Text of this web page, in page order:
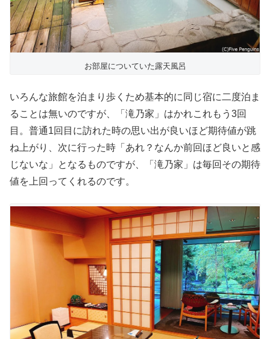
お部屋についていた露天風呂
いろんな旅館を泊まり歩くため基本的に同じ宿に二度泊ま
ることは無いのですが、「滝乃家」はかれこれもう3回
目。普通1回目に訪れた時の思い出が良いほど期待値が跳
ね上がり、次に行った時「あれ？なんか前回ほど良いと感
じないな」となるものですが、「滝乃家」は毎回その期待
値を上回ってくれるのです。